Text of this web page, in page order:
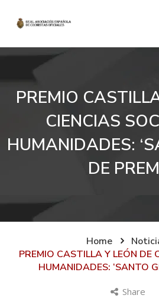
PREMIO
CIENCIAS
HUMANIDADES:
DE
Home
PREMIO CASTILLA Y LEÓN DE
HUMANIDADES: ‘SANTO
Share